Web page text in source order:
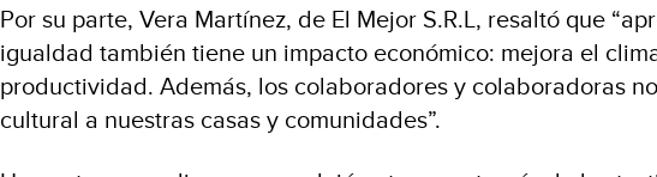
Por su parte, Vera Martínez, de El Mejor S.R.L, resaltó que
igualdad también tiene un impacto económico: mejora el
productividad. Además, los colaboradores y colaboradoras
cultural a nuestras casas y comunidades”.